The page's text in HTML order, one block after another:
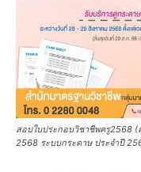
สอบใบประกอบวิชาชีพครู2568
2568 ระบบกระดาษ ประจำปี